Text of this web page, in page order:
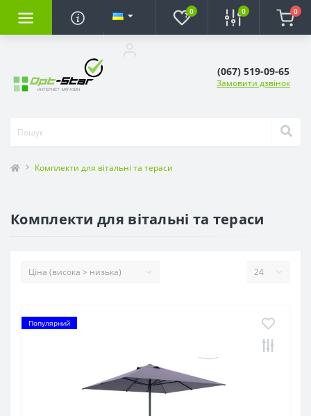
0 0 0
(067) 519-09-65
Замовити дзвінок
Комплекти для вітальні та тераси
Комплекти для вітальні та тераси
Популярний